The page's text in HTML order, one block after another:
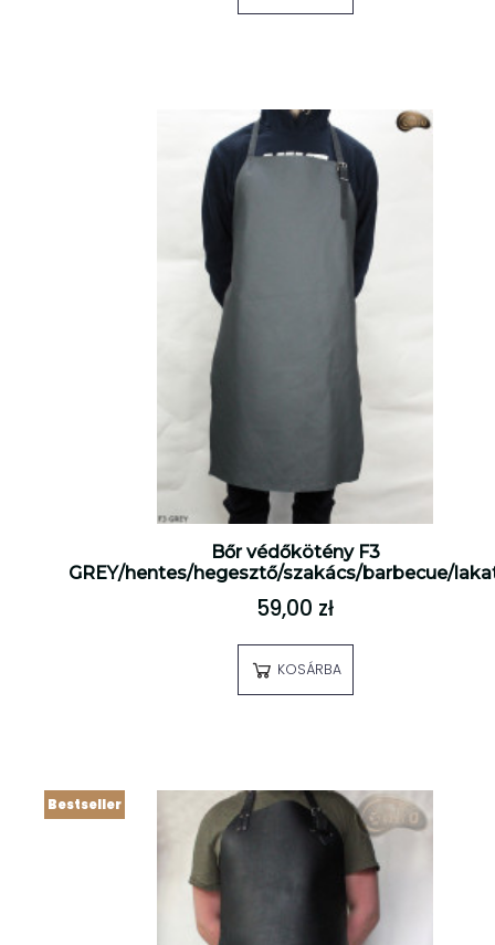
Bőr védőkötény F3
GREY/hentes/hegesztő/szakács/barbecue/
59,00 zł
KOSÁRBA
Bestseller